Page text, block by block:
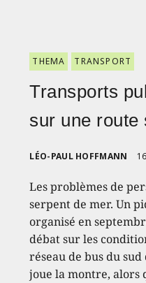
THEMA TRANSPORT
Transports
sur une route
LÉO-PAUL HOFFMANN
Les problèmes de
serpent de mer. Un
organisé en
débat sur les
réseau de bus du
joue la montre, alors